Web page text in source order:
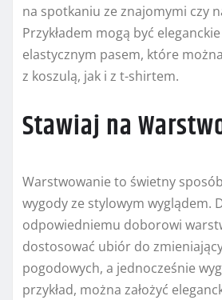
na spotkaniu ze znajomymi czy
Przykładem mogą być
elastycznym pasem, które
z koszulą, jak i z t-shirtem.
Stawiaj na
Warstwowanie to świetny
wygody ze stylowym wyglądem.
odpowiedniemu doborowi
dostosować ubiór do
pogodowych, a jednocześnie
przykład, można założyć